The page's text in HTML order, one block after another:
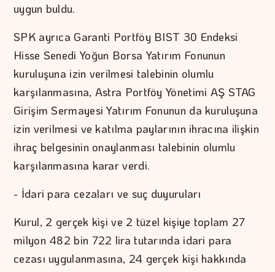
uygun buldu.
SPK ayrıca Garanti Portföy BIST 30 Endeksi
Hisse Senedi Yoğun Borsa Yatırım Fonunun
kuruluşuna izin verilmesi talebinin olumlu
karşılanmasına, Astra Portföy Yönetimi AŞ STAG
Girişim Sermayesi Yatırım Fonunun da kuruluşuna
izin verilmesi ve katılma paylarının ihracına ilişkin
ihraç belgesinin onaylanması talebinin olumlu
karşılanmasına karar verdi.
- İdari para cezaları ve suç duyuruları
Kurul, 2 gerçek kişi ve 2 tüzel kişiye toplam 27
milyon 482 bin 722 lira tutarında idari para
cezası uygulanmasına, 24 gerçek kişi hakkında